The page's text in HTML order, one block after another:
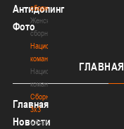
сборные
Женские
сборные
Национальная
команда
Национальная
команда
Сборные
3х3
Сборные
Антидопинг
Фото
ГЛАВНАЯ
Главная
Новости